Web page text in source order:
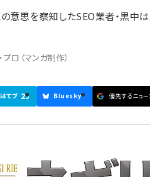
意思を察知したSEO業者・黒中
プロ（マンガ制作）
はてブ 23 Bluesky 優先するニュ